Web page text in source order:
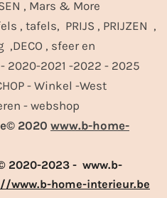
, Mars & More
, tafels, PRIJS , PRIJZEN ,
,DECO , sfeer en
2020-2021 -2022 - 2025
- Winkel -West
- webshop
2020 www.b-home-
2020-2023 - www.b-
www.b-home-interieur.be